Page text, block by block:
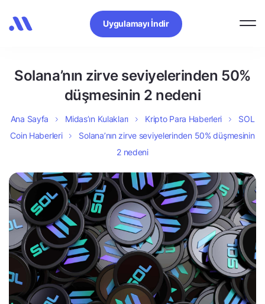
Uygulamayı İndir
Solana’nın zirve seviyelerinden 50%
düşmesinin 2 nedeni
Ana Sayfa Midas’ın Kulakları Kripto Para Haberleri
SOL
Coin Haberleri
Solana’nın zirve seviyelerinden 50% düşmesinin
2 nedeni